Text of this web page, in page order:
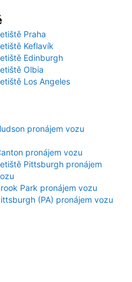
Praha
Keflavík
Edinburgh
Olbia
Los Angeles
pronájem vozu
pronájem vozu
Pittsburgh pronájem
Park pronájem vozu
(PA) pronájem vozu